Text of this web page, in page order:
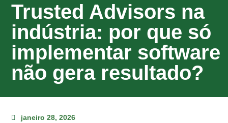
Trusted Advisors na
indústria: por que só
implementar software
não gera resultado?
janeiro 28, 2026